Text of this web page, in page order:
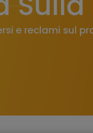
e reclami sul